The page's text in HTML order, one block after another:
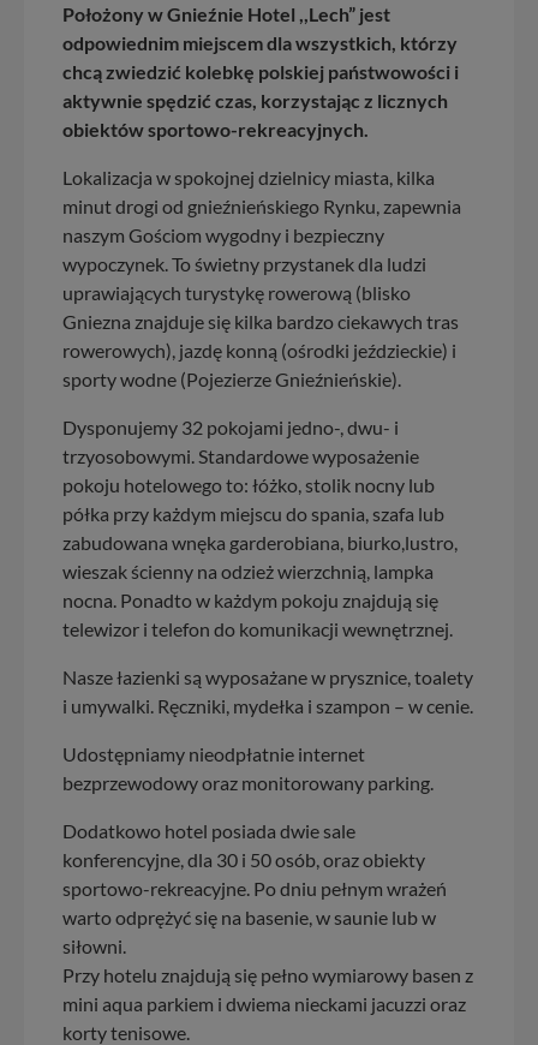
Położony w Gnieźnie Hotel ,,Lech” jest
odpowiednim miejscem dla wszystkich, którzy
chcą zwiedzić kolebkę polskiej państwowości i
aktywnie spędzić czas, korzystając z licznych
obiektów sportowo-rekreacyjnych.
Lokalizacja w spokojnej dzielnicy miasta, kilka
minut drogi od gnieźnieńskiego Rynku, zapewnia
naszym Gościom wygodny i bezpieczny
wypoczynek. To świetny przystanek dla ludzi
uprawiających turystykę rowerową (blisko
Gniezna znajduje się kilka bardzo ciekawych tras
rowerowych), jazdę konną (ośrodki jeździeckie) i
sporty wodne (Pojezierze Gnieźnieńskie).
Dysponujemy 32 pokojami jedno-, dwu- i
trzyosobowymi. Standardowe wyposażenie
pokoju hotelowego to: łóżko, stolik nocny lub
półka przy każdym miejscu do spania, szafa lub
zabudowana wnęka garderobiana, biurko,lustro,
wieszak ścienny na odzież wierzchnią, lampka
nocna. Ponadto w każdym pokoju znajdują się
telewizor i telefon do komunikacji wewnętrznej.
Nasze łazienki są wyposażane w prysznice, toalety
i umywalki. Ręczniki, mydełka i szampon – w cenie.
Udostępniamy nieodpłatnie internet
bezprzewodowy oraz monitorowany parking.
Dodatkowo hotel posiada dwie sale
konferencyjne, dla 30 i 50 osób, oraz obiekty
sportowo-rekreacyjne. Po dniu pełnym wrażeń
warto odprężyć się na basenie, w saunie lub w
siłowni.
Przy hotelu znajdują się pełno wymiarowy basen z
mini aqua parkiem i dwiema nieckami jacuzzi oraz
korty tenisowe.